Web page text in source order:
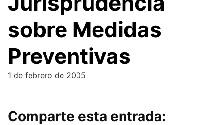
sobre Medidas
Preventivas
1 de febrero de 2005
Comparte esta entrada: